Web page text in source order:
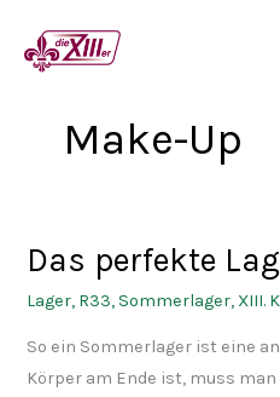
Inhalt
springen
Make-Up
Das perfekte
Lager, R33,Sommerlager, XIII.
So ein Sommerlager ist eine
Körper am Ende ist, muss
Das
Lager-
Make-
Up